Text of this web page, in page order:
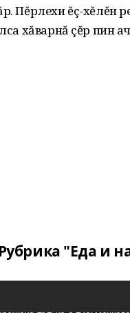
Пĕрлехи ĕç-хĕлĕн
хăварнă çĕр пин
Рубрика "Еда и